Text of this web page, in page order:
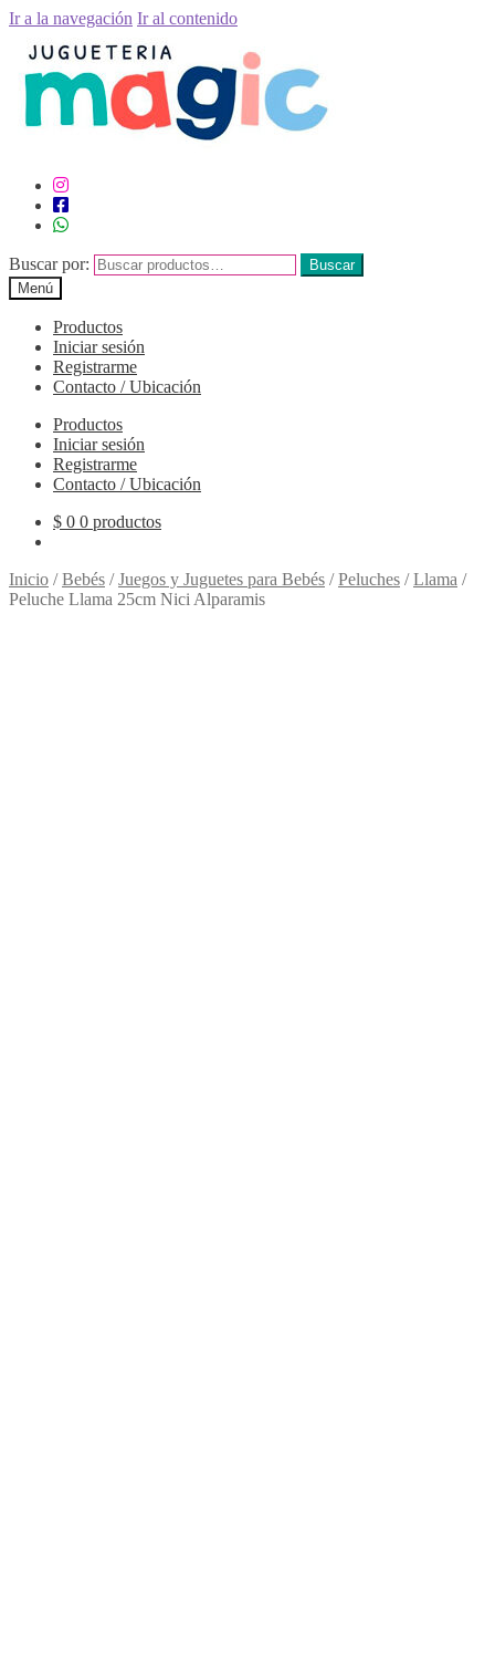
Ir a la navegación Ir al contenido
Buscar por:
Buscar
Menú
Productos
Iniciar sesión
Registrarme
Contacto / Ubicación
Productos
Iniciar sesión
Registrarme
Contacto / Ubicación
$ 0 0 productos
Inicio /Bebés /Juegos y Juguetes para Bebés /Peluches /Llama /
Peluche Llama 25cm Nici Alparamis